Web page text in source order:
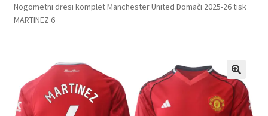
Blog
Kontaktiraj nas
Košarica
Nogometni dresi komplet Manchester United Domači 2025-26 tisk
MARTINEZ 6